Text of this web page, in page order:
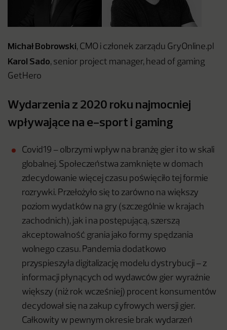
Michał Bobrowski, CMO i członek zarządu GryOnline.pl
Karol Sado, senior project manager, head of gaming
GetHero
Wydarzenia z 2020 roku najmocniej
wpływające na e-sport i gaming
Covid19 – olbrzymi wpływ na branżę gier i to w skali
globalnej. Społeczeństwa zamknięte w domach
zdecydowanie więcej czasu poświęciło tej formie
rozrywki. Przełożyło się to zarówno na większy
poziom wydatków na gry (szczególnie w krajach
zachodnich), jak i na postępującą, szerszą
akceptowalność grania jako formy spędzania
wolnego czasu. Pandemia dodatkowo
przyspieszyła digitalizację modelu dystrybucji – z
informacji płynących od wydawców gier wyraźnie
większy (niż rok wcześniej) procent konsumentów
decydował się na zakup cyfrowych wersji gier.
Całkowity w pewnym okresie brak wydarzeń